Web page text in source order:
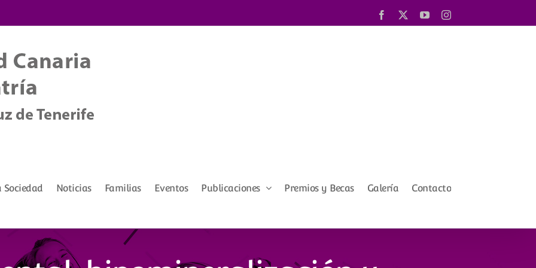
Facebook YouTubeInstagram
Sociedad Noticias Familias Eventos Publicaciones Premios y Becas Galería Contacto